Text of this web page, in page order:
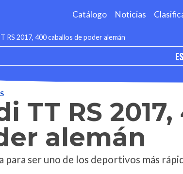
Catálogo Noticias
RS 2017, 400 caballos de poder alemán
TT RS
alemán
para ser uno de los deportivos más